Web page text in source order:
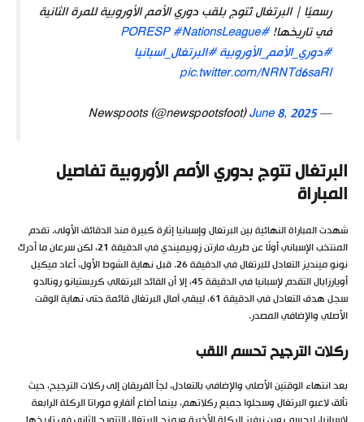
رسميًا | البرتغال تُتوج بلقب دوري الأمم الأوروبية للمرة الثانية
في تاريخها!#PORESP
#NationsLeague
#دوري_الأمم_الأوروبية#البرتغال_اسبانيا
pic.twitter.com/NRNTd6saRI
— Newspoots (@newspootsfoot)
June 8, 2025
البرتغال تتوج بدوري الأمم الأوروبية تفاصيل
المباراة
شهدت المباراة النهائية بين البرتغال وإسبانيا إثارة كبيرة منذ الدقائق الأولى. تقدم
المنتخب الإسباني أولًا عن طريق مارتن زوبيميندي في الدقيقة 21، لكن سرعان ما أدرك
نونو مينديز التعادل للبرتغال في الدقيقة 26. قبل نهاية الشوط الأول، أعاد ميكيل
أويارزابال التقدم لإسبانيا في الدقيقة 45، إلا أن القائد البرتغالي كريستيانو رونالدو
سجل هدف التعادل في الدقيقة 61، ليبقي آمال البرتغال قائمة حتى نهاية الوقت
الأصلي والإضافي المصدر.
ركلات الترجيح تحسم اللقب
بعد انتهاء الوقتين الأصلي والإضافي بالتعادل، لجأ الفريقان إلى ركلات الترجيح، حيث
تألق لاعبو البرتغال وسجلوا جميع ركلاتهم، بينما أضاع ألفارو موراتا الركلة الرابعة